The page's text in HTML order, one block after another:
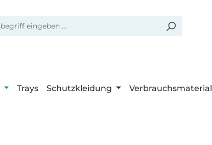
Trays Schutzkleidung Verbrauchsmaterial